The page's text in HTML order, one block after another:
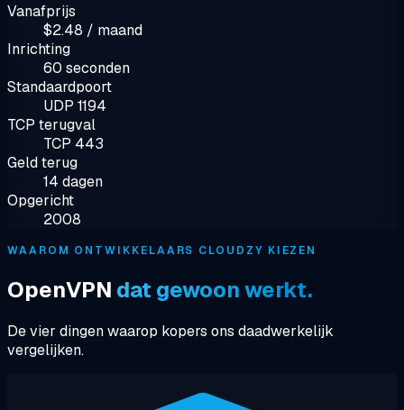
Vanafprijs
$2.48 / maand
Inrichting
60 seconden
Standaardpoort
UDP 1194
TCP terugval
TCP 443
Geld terug
14 dagen
Opgericht
2008
WAAROM ONTWIKKELAARS CLOUDZY KIEZEN
OpenVPN dat gewoon werkt.
De vier dingen waarop kopers ons daadwerkelijk
vergelijken.